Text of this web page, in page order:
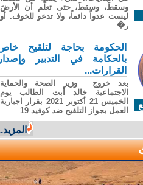
وسقطَ، وسقطَ، حتى تعلّم أن الأرضَ
ليست عدواً دائماً، ولا تدعو للخوف. أو
ر�
الحكومة بحاجة لتلقيح خاص
بالحكامة في التدبير وإصدار
القرارات...
بعد خروج وزير الصحة والحماية
الاجتماعية خالد أبت الطالب يوم
الخميس 21 أكتوبر 2021 بقرار اجبارية
العمل بجواز التلقيح ضد كوفيد 19
المزيد...